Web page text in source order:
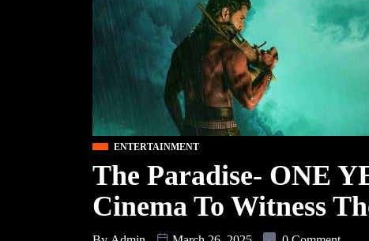
ENTERTAINMENT
The Paradise- ONE
Cinema To Witness